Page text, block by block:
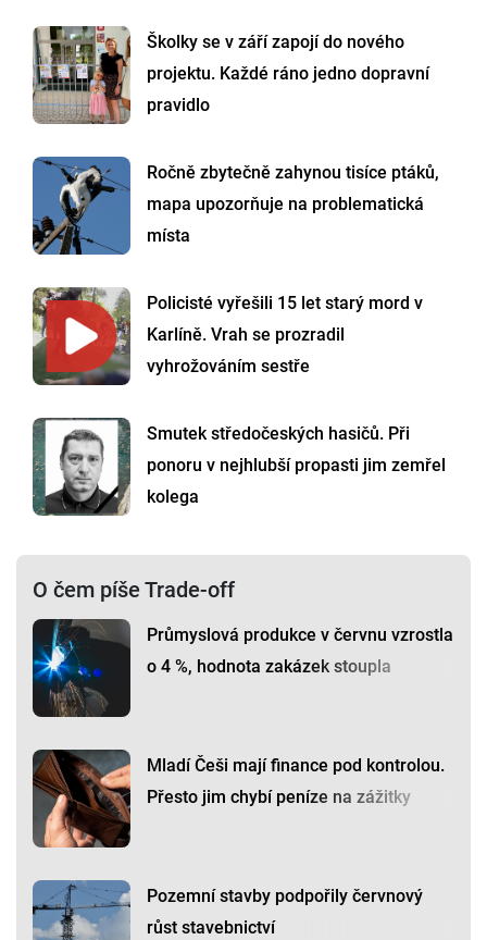
Školky se v září zapojí do nového
projektu. Každé ráno jedno dopravní
pravidlo
Ročně zbytečně zahynou tisíce ptáků,
mapa upozorňuje na problematická
místa
Policisté vyřešili 15 let starý mord v
Karlíně. Vrah se prozradil
vyhrožováním sestře
Smutek středočeských hasičů. Při
ponoru v nejhlubší propasti jim zemřel
kolega
O čem píše Trade-off
Průmyslová produkce v červnu vzrostla
o 4 %, hodnota zakázek stoupla
Mladí Češi mají finance pod kontrolou.
Přesto jim chybí peníze na zážitky
Pozemní stavby podpořily červnový
růst stavebnictví